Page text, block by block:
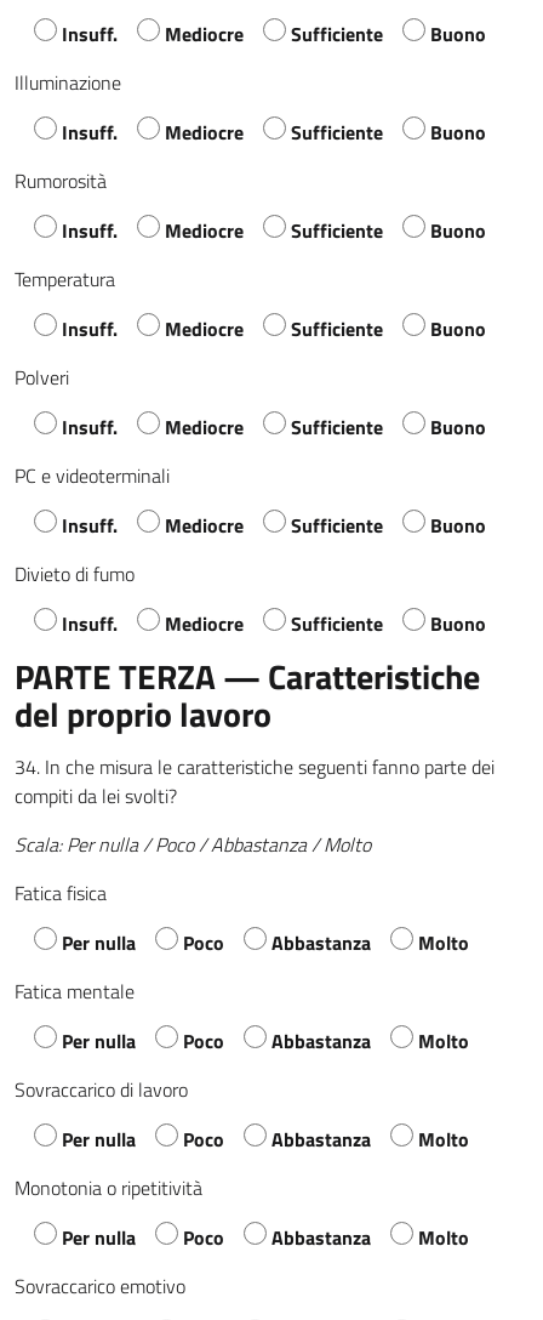
Insuff. Mediocre Sufficiente
Buono
Illuminazione
Insuff.
Mediocre Sufficiente
Buono
Rumorosità
Insuff.
Mediocre Sufficiente
Buono
Temperatura
Insuff.
Mediocre Sufficiente
Buono
Polveri
Insuff.
Mediocre Sufficiente
Buono
PC e videoterminali
Insuff.
Mediocre Sufficiente
Buono
Divieto di fumo
Insuff.
Mediocre Sufficiente Buono
PARTE TERZA — Caratteristiche
del proprio lavoro
34. In che misura le caratteristiche seguenti fanno parte dei
compiti da lei svolti?
Scala: Per nulla / Poco / Abbastanza / Molto
Fatica fisica
Per nulla
Poco Abbastanza
Molto
Fatica mentale
Per nulla
Poco Abbastanza
Molto
Sovraccarico di lavoro
Per nulla
Poco Abbastanza
Molto
Monotonia o ripetitività
Per nulla
Poco Abbastanza
Molto
Sovraccarico emotivo